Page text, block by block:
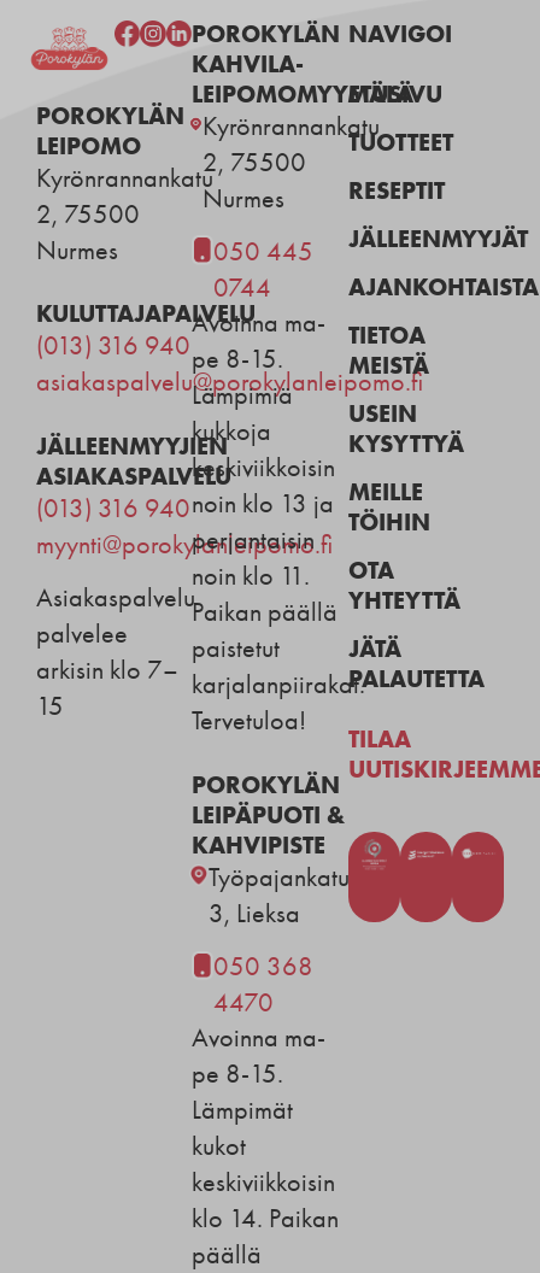
POROKYLÄN
LEIPOMO
Kyrönrannankatu
2, 75500
Nurmes
KULUTTAJAPALVELU
(013) 316 940
asiakaspalvelu@porokylanleipomo.fi
JÄLLEENMYYJIEN
ASIAKASPALVELU
(013) 316 940
myynti@porokylanleipomo.fi
Asiakaspalvelu
palvelee
arkisin klo 7–
15
POROKYLÄN
KAHVILA-
LEIPOMOMYYMÄLÄ
Kyrönrannankatu
2, 75500
Nurmes
050 445
0744
Avoinna ma-
pe 8-15.
Lämpimiä
kukkoja
keskiviikkoisin
noin klo 13 ja
perjantaisin
noin klo 11.
Paikan päällä
paistetut
karjalanpiirakat.
Tervetuloa!
POROKYLÄN
LEIPÄPUOTI &
KAHVIPISTE
Työpajankatu
3, Lieksa
050 368
4470
Avoinna ma-
pe 8-15.
Lämpimät
kukot
keskiviikkoisin
klo 14. Paikan
päällä
NAVIGOI
ETUSIVU
TUOTTEET
RESEPTIT
JÄLLEENMYYJÄT
AJANKOHTAISTA
TIETOA
MEISTÄ
USEIN
KYSYTTYÄ
MEILLE
TÖIHIN
OTA
YHTEYTTÄ
JÄTÄ
PALAUTETTA
TILAA